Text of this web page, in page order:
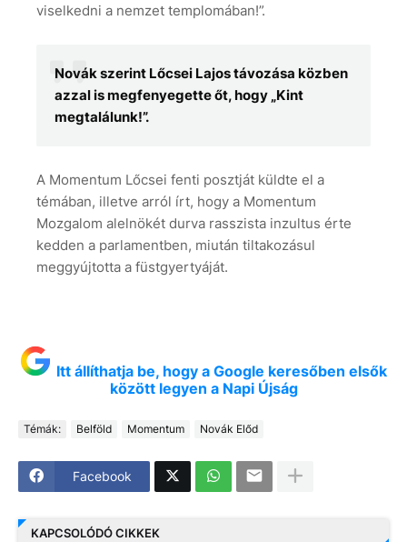
viselkedni a nemzet templomában!”.
Novák szerint Lőcsei Lajos távozása közben
azzal is megfenyegette őt, hogy „Kint
megtalálunk!”.
A Momentum Lőcsei fenti posztját küldte el a
témában, illetve arról írt, hogy a Momentum
Mozgalom alelnökét durva rasszista inzultus érte
kedden a parlamentben, miután tiltakozásul
meggyújtotta a füstgyertyáját.
Itt állíthatja be, hogy a Google keresőben elsők
között legyen a Napi Újság
Témák: Belföld Momentum Novák Előd
Facebook
KAPCSOLÓDÓ CIKKEK